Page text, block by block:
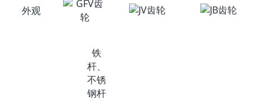
外观
铁
杆、
不锈
钢杆